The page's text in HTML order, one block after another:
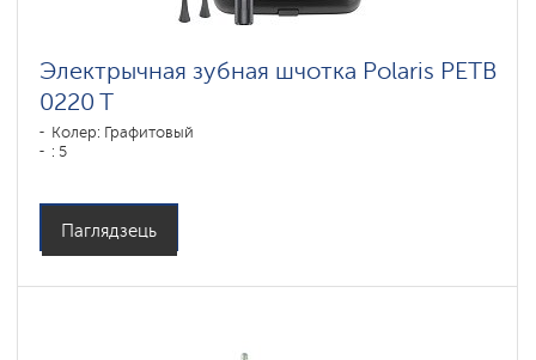
Электрычная зубная шчотка Polaris PETB
0220 T
Колер: Графитовый
: 5
Паглядзець